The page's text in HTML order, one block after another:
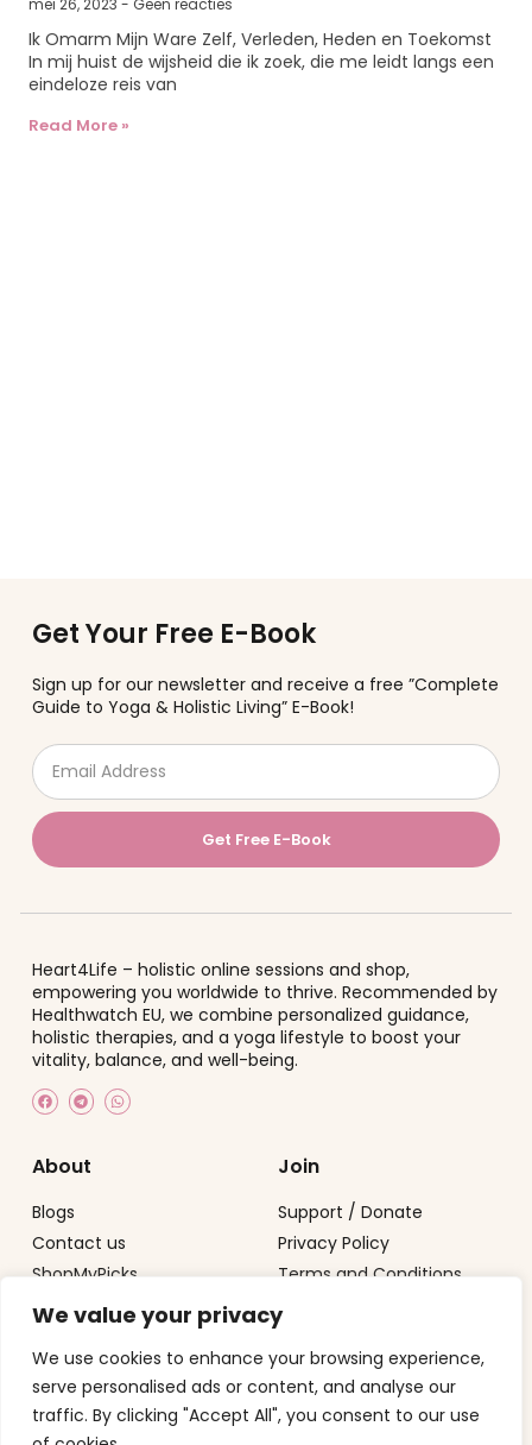
We value your privacy
We use cookies to enhance your browsing experience,
serve personalised ads or content, and analyse our
traffic. By clicking "Accept All", you consent to our use
mei 26, 2023 Geen reacties
Ik Omarm Mijn Ware Zelf, Verleden, Heden en Toekomst
In mij huist de wijsheid die ik zoek, die me leidt langs een
eindeloze reis van
Read More »
Get Your Free E-Book
Sign up for our newsletter and receive a free ”Complete
Guide to Yoga & Holistic Living” E-Book!
Get Free E-Book
Heart4Life – holistic online sessions and shop,
empowering you worldwide to thrive. Recommended by
Healthwatch EU, we combine personalized guidance,
holistic therapies, and a yoga lifestyle to boost your
vitality, balance, and well-being.
About
Blogs
Contact us
ShopMyPicks
Join
Support / Donate
Privacy Policy
Terms and Conditions
info@heart4life.nl
+31615469201